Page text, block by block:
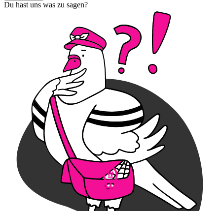
Du hast uns was zu sagen?